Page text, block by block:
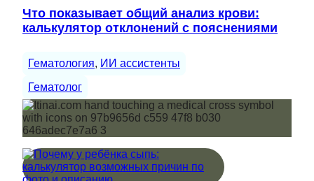
Что показывает общий анализ крови:
калькулятор отклонений с пояснениями
Гематология, ИИ ассистенты
Гематолог